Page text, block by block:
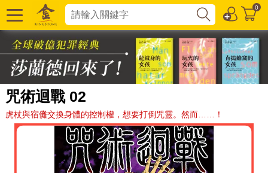
0
咒術迴戰 02
虎杖與宿儺交換身體的控制權，想要打倒咒靈。然而……！